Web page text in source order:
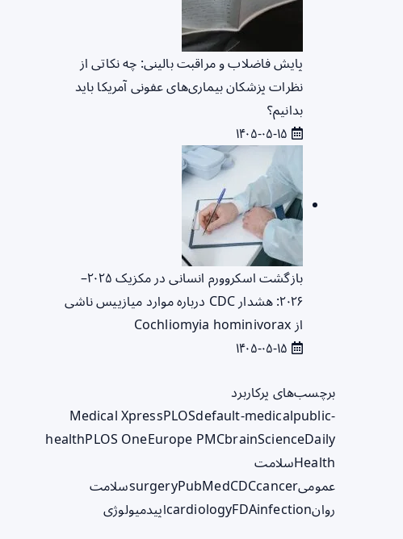
پایش فاضلاب و مراقبت بالینی: چه نکاتی از
نظرات پزشکان بیماری‌های عفونی آمریکا باید
بدانیم؟
بازگشت اسکروورم انسانی در مکزیک ۲۰۲۵–
۲۰۲۶: هشدار CDC درباره موارد میازییس ناشی
از Cochliomyia hominivorax
برچسب‌های پرکاربرد
Medical XpressPLOSdefault-medicalpublic-
healthPLOS OneEurope PMCbrainScienceDaily
Healthسلامت
عمومی
surgeryPubMedCDCcancer
سلامت
روان
cardiologyFDAinfection اپیدمیولوژی